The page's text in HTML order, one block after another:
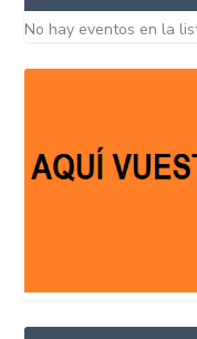
No hay eventos en la